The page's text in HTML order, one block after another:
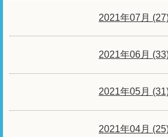
2021年07月
2021年06月
2021年05月
2021年04月